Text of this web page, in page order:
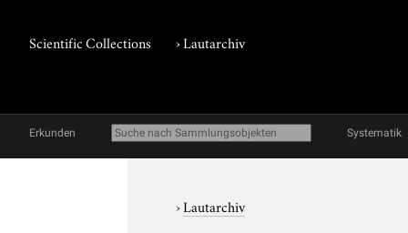
Scientific Collections ›Lautarchiv
Erkunden Systematik
›Lautarchiv